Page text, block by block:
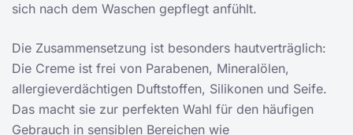
sich nach dem Waschen gepflegt anfühlt.
Die Zusammensetzung ist besonders hautverträglich:
Die Creme ist frei von Parabenen, Mineralölen,
allergieverdächtigen Duftstoffen, Silikonen und Seife.
Das macht sie zur perfekten Wahl für den häufigen
Gebrauch in sensiblen Bereichen wie